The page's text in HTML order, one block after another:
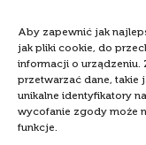
przetwarzać dane, takie
unikalne identyfikatory
wycofanie zgody może
funkcje.
68 1240
8589